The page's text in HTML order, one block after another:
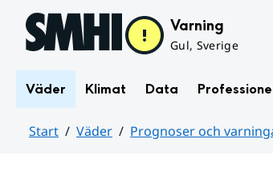
Hoppa till sidans innehåll Varning
Gul, Sverige
Väder Klimat Data
Start Väder Prognoser ochvarningar